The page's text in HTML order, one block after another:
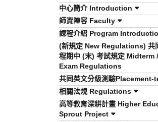
中心簡介 Introduction
師資陣容 Faculty
課程介紹 Program
(新規定 New Regulations) 共
程期中 (末) 考試規定 Midterm
Exam Regulations
共同英文分級測驗Placement-
相關法規 Regulations
高等教育深耕計畫 Higher
Sprout Project